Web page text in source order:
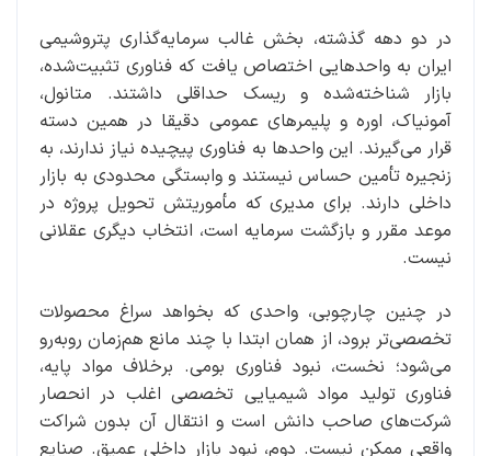
در دو دهه گذشته، بخش غالب سرمایه‌گذاری پتروشیمی
ایران به واحدهایی اختصاص یافت که فناوری تثبیت‌شده،
بازار شناخته‌شده و ریسک حداقلی داشتند. متانول،
آمونیاک، اوره و پلیمرهای عمومی دقیقا در همین دسته
قرار می‌گیرند. این واحدها به فناوری پیچیده نیاز ندارند، به
زنجیره تأمین حساس نیستند و وابستگی محدودی به بازار
داخلی دارند. برای مدیری که مأموریتش تحویل پروژه در
موعد مقرر و بازگشت سرمایه است، انتخاب دیگری عقلانی
نیست.
در چنین چارچوبی، واحدی که بخواهد سراغ محصولات
تخصصی‌تر برود، از همان ابتدا با چند مانع هم‌زمان روبه‌رو
می‌شود؛ نخست، نبود فناوری بومی. برخلاف مواد پایه،
فناوری تولید مواد شیمیایی تخصصی اغلب در انحصار
شرکت‌های صاحب دانش است و انتقال آن بدون شراکت
واقعی ممکن نیست. دوم، نبود بازار داخلی عمیق. صنایع